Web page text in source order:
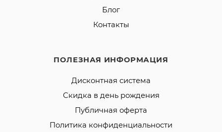
Блог
Контакты
ПОЛЕЗНАЯ ИНФОРМАЦИЯ
Дисконтная система
Скидка в день рождения
Публичная оферта
Политика конфиденциальности